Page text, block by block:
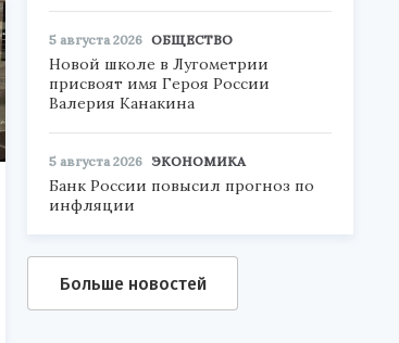
5 августа 2026 ОБЩЕСТВО
Новой школе в Лугометрии
присвоят имя Героя России
Валерия Канакина
5 августа 2026 ЭКОНОМИКА
Банк России повысил прогноз по
инфляции
Больше новостей